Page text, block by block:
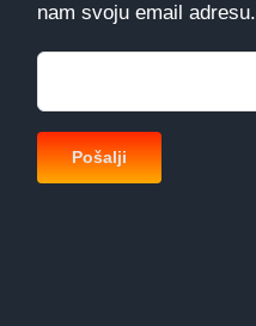
nam svoju email adresu.